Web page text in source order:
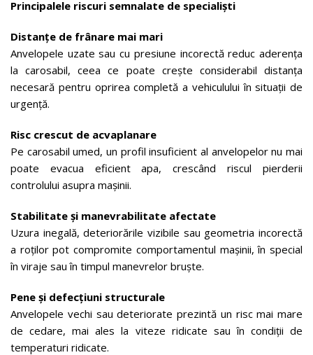
Principalele riscuri semnalate de specialiști
Distanțe de frânare mai mari
Anvelopele uzate sau cu presiune incorectă reduc aderența
la carosabil, ceea ce poate crește considerabil distanța
necesară pentru oprirea completă a vehiculului în situații de
urgență.
Risc crescut de acvaplanare
Pe carosabil umed, un profil insuficient al anvelopelor nu mai
poate evacua eficient apa, crescând riscul pierderii
controlului asupra mașinii.
Stabilitate și manevrabilitate afectate
Uzura inegală, deteriorările vizibile sau geometria incorectă
a roților pot compromite comportamentul mașinii, în special
în viraje sau în timpul manevrelor bruște.
Pene și defecțiuni structurale
Anvelopele vechi sau deteriorate prezintă un risc mai mare
de cedare, mai ales la viteze ridicate sau în condiții de
temperaturi ridicate.